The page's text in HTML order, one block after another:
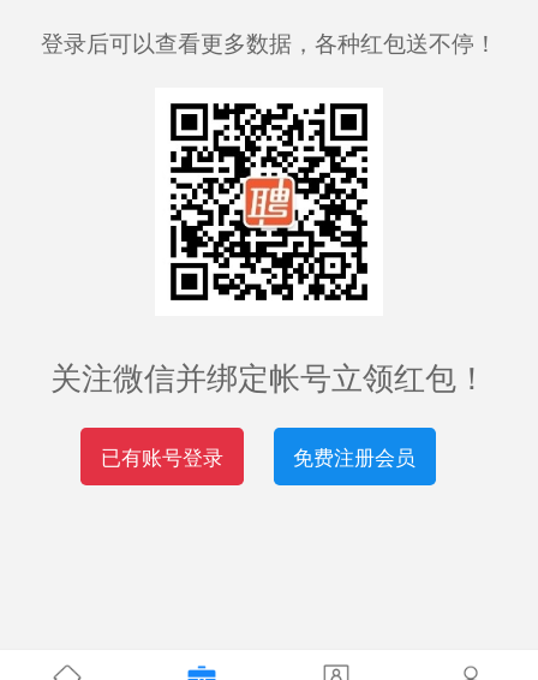
登录后可以查看更多数据，各种红包送不停！
关注微信并绑定帐号立领红包！
已有账号登录 免费注册会员